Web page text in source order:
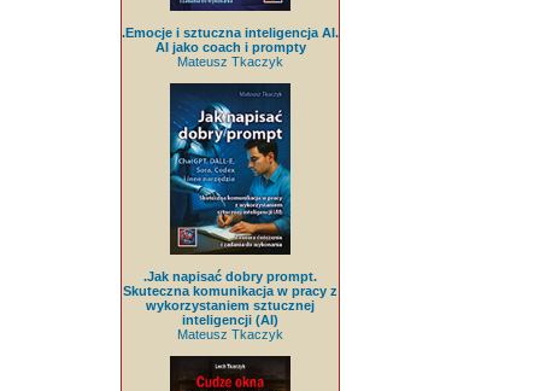
.Emocje i sztuczna inteligencja AI.
AI jako coach i prompty
Mateusz Tkaczyk
.Jak napisać dobry prompt.
Skuteczna komunikacja w pracy z
wykorzystaniem sztucznej
inteligencji (AI)
Mateusz Tkaczyk